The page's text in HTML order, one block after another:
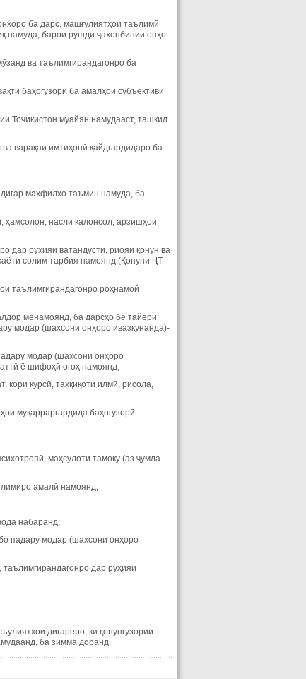
ба дарс, машғулиятҳои таълимӣ
намуда, барои рушди ҷаҳонбинии онҳо
ва таълимгирандагонро ба
баҳогузорӣ ба амалҳои субъективӣ
Тоҷикистон муайян намудааст, ташкил
варақаи имтиҳонӣ қайдгардидаро ба
маҳфилҳо таъмин намуда, ба
ҳамсолон, насли калонсол, арзишҳои
дар рӯҳияи ватандустӣ, риояи қонун ва
солим тарбия намоянд (Қонуни ҶТ
таълимгирандагонро роҳнамоӣ
менамоянд, ба дарсҳо бе тайёрӣ
модар (шахсони онҳоро ивазкунанда)-
модар (шахсони онҳоро
ё шифоҳӣ огоҳ намоянд;
курсӣ, таҳқиқоти илмӣ, рисола,
муқарраргардида баҳогузорӣ
маҳсулоти тамоку (аз ҷумла
амалӣ намоянд;
набаранд;
падару модар (шахсони онҳоро
дар руҳияи
дигареро, ки қонунгузории
ба зимма доранд.